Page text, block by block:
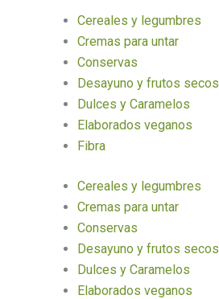
Cereales y legumbres
Cremas para untar
Conservas
Desayuno y frutos secos
Dulces y Caramelos
Elaborados veganos
Fibra
Cereales y legumbres
Cremas para untar
Conservas
Desayuno y frutos secos
Dulces y Caramelos
Elaborados veganos